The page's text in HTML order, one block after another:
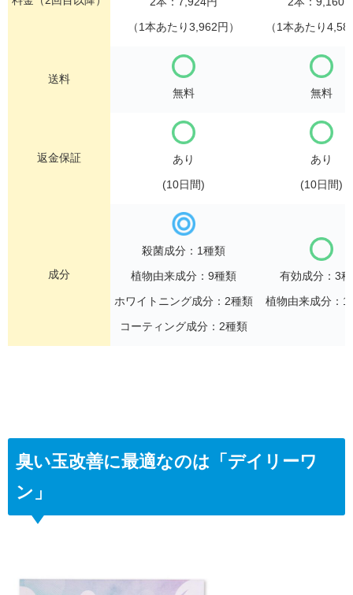
（1本あたり3,962円）
（1本あたり
送料
無料
無料
返金保証
あり
(10日間)
あり
(10日間)
成分
殺菌成分：1種類
植物由来成分：9種類
ホワイトニング成分：2種類
コーティング成分：2種類
有効成分：3
植物由来成分：
臭い玉改善に最適なのは「デイリーワ
ン」